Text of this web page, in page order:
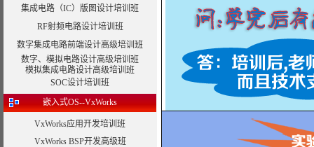
集成电路（IC）版图设计培训班
RF射频电路设计培训班
数字集成电路前端设计高级培训班
数字、模拟电路设计高级培训班
模拟集成电路设计高级培训班
SOC设计培训班
嵌入式OS--VxWorks
VxWorks应用开发培训班
VxWorks BSP开发高级班